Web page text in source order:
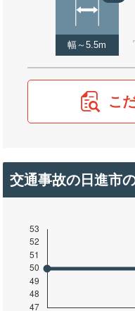
幅～5.5m
こ
交通事故の日進市